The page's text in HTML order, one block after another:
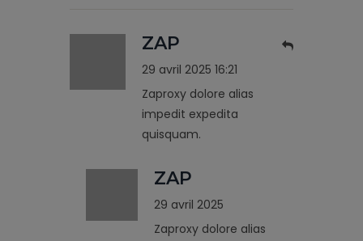
ZAP
29 avril 2025 16:21
Zaproxy dolore alias
impedit expedita
quisquam.
ZAP
29 avril 2025
Zaproxy dolore alias